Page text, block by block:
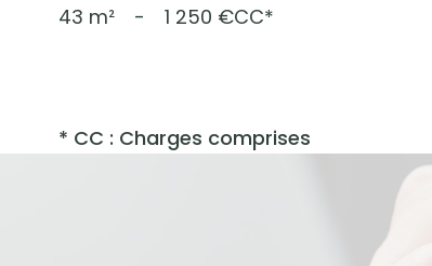
43 m² - 1 250 €CC*
* CC : Charges comprises